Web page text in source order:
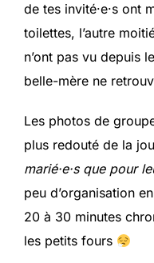
de tes invité·e·s ont
toilettes, l’autre
n’ont pas vu depuis
belle-mère ne
Les photos de
plus redouté de la
marié·e·s que pour
peu d’organisation
20 à 30 minutes
les petits fours